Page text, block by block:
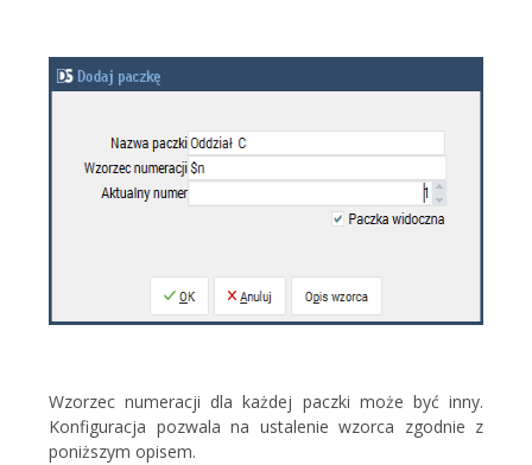
Wzorzec numeracji dla każdej paczki może być inny.
Konfiguracja pozwala na ustalenie wzorca zgodnie z
poniższym opisem.